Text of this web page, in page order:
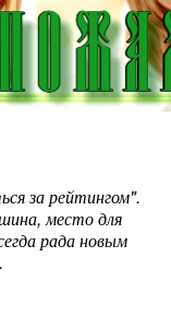
за рейтингом".
место для
рада новым